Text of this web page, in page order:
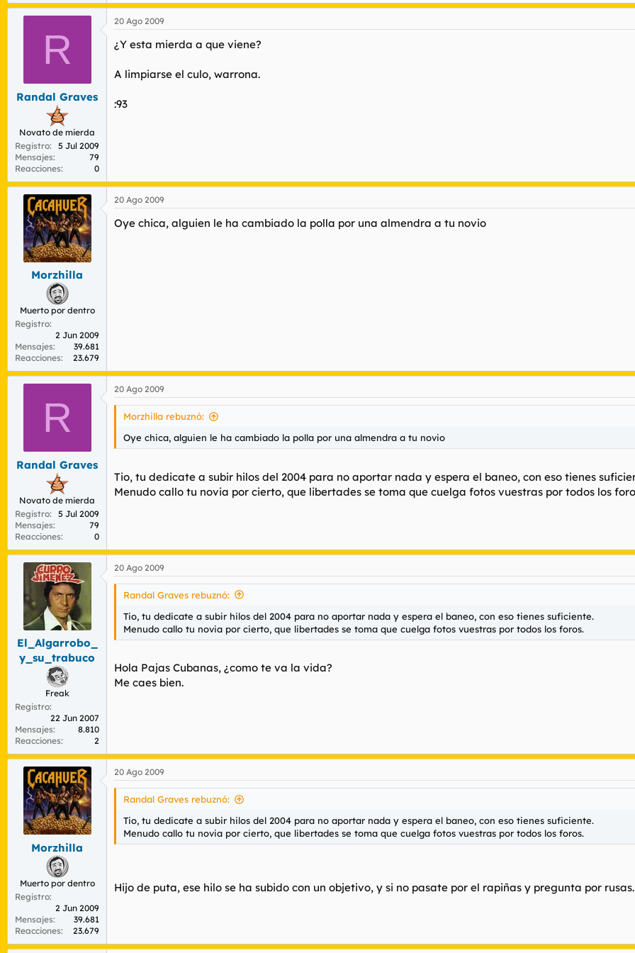
R
Randal Graves
Novato de mierda
Registro
5 Jul 2009
Mensajes
79
Reacciones
0
20 Ago 2009
¿Y esta mierda a que viene?
A limpiarse el culo, warrona.
:93
Morzhilla
Muerto por dentro
Registro
2 Jun 2009
Mensajes
39.681
Reacciones
23.679
20 Ago 2009
Oye chica, alguien le ha cambiado la polla por una almendra a tu novio
R
Randal Graves
Novato de mierda
Registro
5 Jul 2009
Mensajes
79
Reacciones
0
20 Ago 2009
Morzhilla rebuznó:
Oye chica, alguien le ha cambiado la polla por una almendra a tu novio
Tio, tu dedicate a subir hilos del 2004 para no aportar nada y espera el baneo, con eso tienes
Menudo callo tu novia por cierto, que libertades se toma que cuelga fotos vuestras por todos los
El_Algarrobo_
y_su_trabuco
Freak
Registro
22 Jun 2007
Mensajes
8.810
Reacciones
2
20 Ago 2009
Randal Graves rebuznó:
Tio, tu dedicate a subir hilos del 2004 para no aportar nada y espera el baneo, con eso tienes suficiente.
Menudo callo tu novia por cierto, que libertades se toma que cuelga fotos vuestras por todos los foros.
Hola Pajas Cubanas, ¿como te va la vida?
Me caes bien.
Morzhilla
Muerto por dentro
Registro
2 Jun 2009
Mensajes
39.681
Reacciones
23.679
20 Ago 2009
Randal Graves rebuznó:
Tio, tu dedicate a subir hilos del 2004 para no aportar nada y espera el baneo, con eso tienes suficiente.
Menudo callo tu novia por cierto, que libertades se toma que cuelga fotos vuestras por todos los foros.
Hijo de puta, ese hilo se ha subido con un objetivo, y si no pasate por el rapiñas y pregunta por rusas.